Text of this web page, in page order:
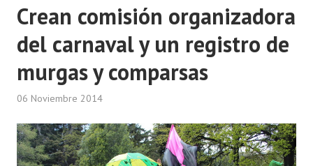
Crean comisión organizadora
del carnaval y un registro de
murgas y comparsas
06 Noviembre 2014